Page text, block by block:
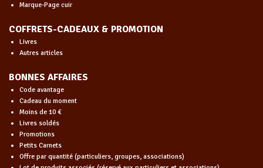
Marque-Page cuir
COFFRETS-CADEAUX & PROMOTION
Livres
Autres articles
BONNES AFFAIRES
Code avantage
Cadeau du moment
Moins de 10 €
Livres soldés
Promotions
Petits Carnets
Offre par quantité (particuliers, groupes, associations)